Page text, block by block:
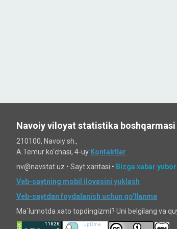
Navoiy viloyat statistika boshqarmasi
210100, Navoiy sh.,
A.Temur ko‘chаsi, 4-uy Kontaktlar
nv@navstat.uz • Sayt xaritasi • Bizga xabar
Veb-saytning mobil ilovasini yuklash
Veb-saytdan foydalanish uchun qo'llanma
Ma`lumotda xato topdingizmi? Uni belgilang va